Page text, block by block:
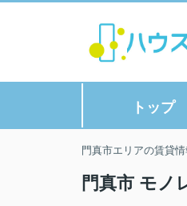
トップ
門真市エリアの賃貸
門真市 モノ